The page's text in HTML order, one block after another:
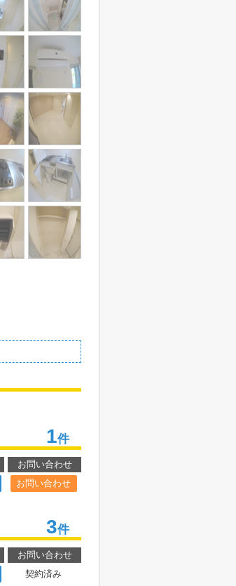
1件
お問い合わせ
お問い合わせ
3件
お問い合わせ
契約済み